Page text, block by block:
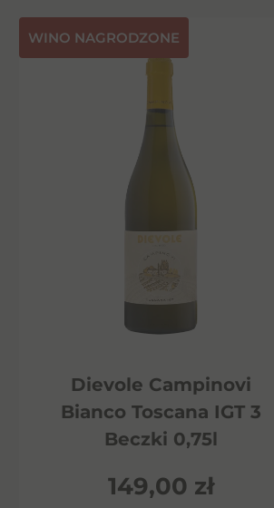
⁠WINO NAGRODZONE
Dievole Campinovi
Bianco Toscana IGT 3
Beczki 0,75l
149,00 zł